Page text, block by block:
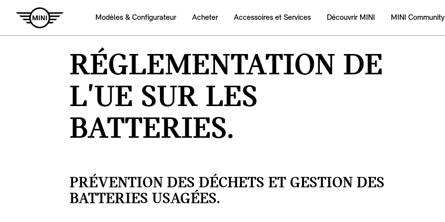
Modèles & Configurateur Acheter Accessoires et Services Découvrir MINI MINI Community
RÉGLEMENTATION DE
L'UE SUR LES
BATTERIES.
PRÉVENTION DES DÉCHETS ET GESTION DES
BATTERIES USAGÉES.